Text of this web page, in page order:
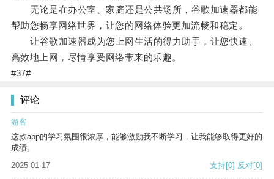
无论是在办公室、家庭还是公共场所，谷歌加速器都能
帮助您畅享网络世界，让您的网络体验更加流畅和稳定。
让谷歌加速器成为您上网生活的得力助手，让您快速、
高效地上网，尽情享受网络带来的乐趣。
#37#
评论
游客
这款app的学习氛围很浓厚，能够激励我不断学习，让我能够取得更好的
成绩。
2025-01-17
支持[0] 反对[0]